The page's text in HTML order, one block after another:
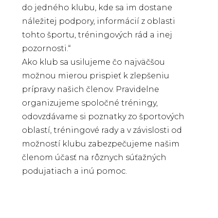
do jedného klubu, kde sa im dostane
náležitej podpory, informácií z oblasti
tohto športu, tréningových rád a inej
pozornosti.“
Ako klub sa usilujeme čo najväčšou
možnou mierou prispieť k zlepšeniu
prípravy našich členov. Pravidelne
organizujeme spoločné tréningy,
odovzdávame si poznatky zo športových
oblastí, tréningové rady a v závislosti od
možností klubu zabezpečujeme našim
členom účasť na rôznych súťažných
podujatiach a inú pomoc.